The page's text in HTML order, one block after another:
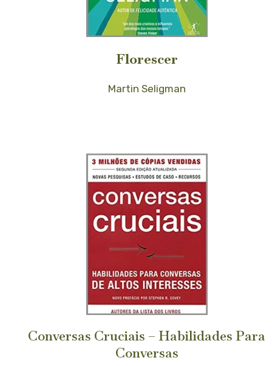
Florescer
Martin Seligman
Conversas Cruciais – Habilidades Para
Conversas